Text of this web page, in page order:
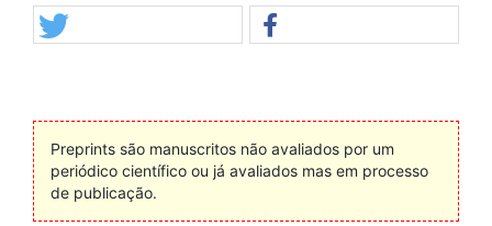
Preprints são manuscritos não avaliados por um
periódico científico ou já avaliados mas em processo
de publicação.